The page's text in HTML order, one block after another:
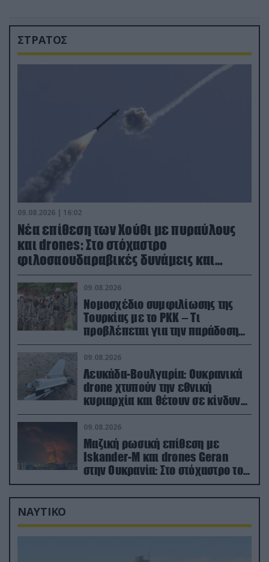
ΣΤΡΑΤΟΣ
09.08.2026 | 16:02
Νέα επίθεση των Χούθι με πυραύλους
και drones: Στο στόχαστρο
φιλοσαουδαραβικές δυνάμεις και
εγκαταστάσεις
09.08.2026
Νομοσχέδιο συμφιλίωσης της
Τουρκίας με το ΡΚΚ – Τι
προβλέπεται για την παράδοση
των όπλων
09.08.2026
Λευκάδα-Βουλγαρία: Ουκρανικά
drone χτυπούν την εθνική
κυριαρχία και θέτουν σε κίνδυνο
οικονομίες χωρών του ΝΑΤΟ
09.08.2026
Μαζική ρωσική επίθεση με
Iskander-M και drones Geran
στην Ουκρανία: Στο στόχαστρο το
εργοστάσιο των Flamingo
ΝΑΥΤΙΚΟ